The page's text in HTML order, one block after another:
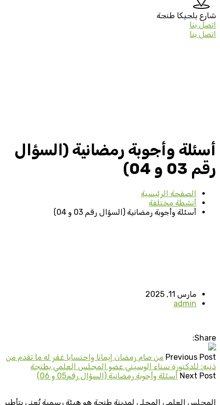
شارع بلجيكا طنجة
اتصل بنا
اتصل بنا
أسئلة وأجوبة رمضانية (السؤال
رقم 03 و 04)
الصفحة الرئيسية
أنشطة مختلفة
أسئلة وأجوبة رمضانية (السؤال رقم 03 و 04)
مارس 11, 2025
admin
Share:
Previous Post من صام رمضان إيمانا واحتسابا غفر له ما تقدم من
ذنبه: للدكتورة سناء الوسيني عضو المجلس العلمي بطنجة
Next Post أسئلة وأجوبة رمضانية (السؤال رقم05 و 06)
المجلس العلمي المحلي لمدينة طنجة هو هيئة رسمية تُعنى بتأطير